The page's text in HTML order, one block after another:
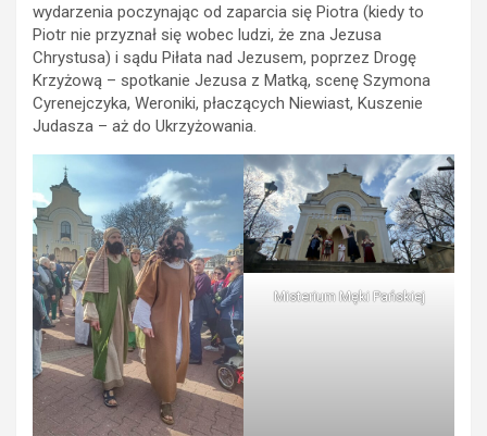
wydarzenia poczynając od zaparcia się Piotra (kiedy to
Piotr nie przyznał się wobec ludzi, że zna Jezusa
Chrystusa) i sądu Piłata nad Jezusem, poprzez Drogę
Krzyżową – spotkanie Jezusa z Matką, scenę Szymona
Cyrenejczyka, Weroniki, płaczących Niewiast, Kuszenie
Judasza – aż do Ukrzyżowania.
Misterium Męki Pańskiej